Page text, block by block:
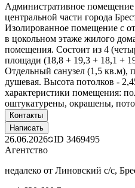
Административное помещение
центральной части города
Изолированное помещение с
в цокольном этаже жилого
помещения. Состоит из 4
площади (18,8 + 19,3 + 18,1 +
Отдельный санузел (1,5 кв.м),
душевая. Высота потолков -
характеристики помещения:
оштукатурены, окрашены,
Контакты
Написать
26.06.2026 ID 3469495
Агентство
недалеко от Линовский с/с,